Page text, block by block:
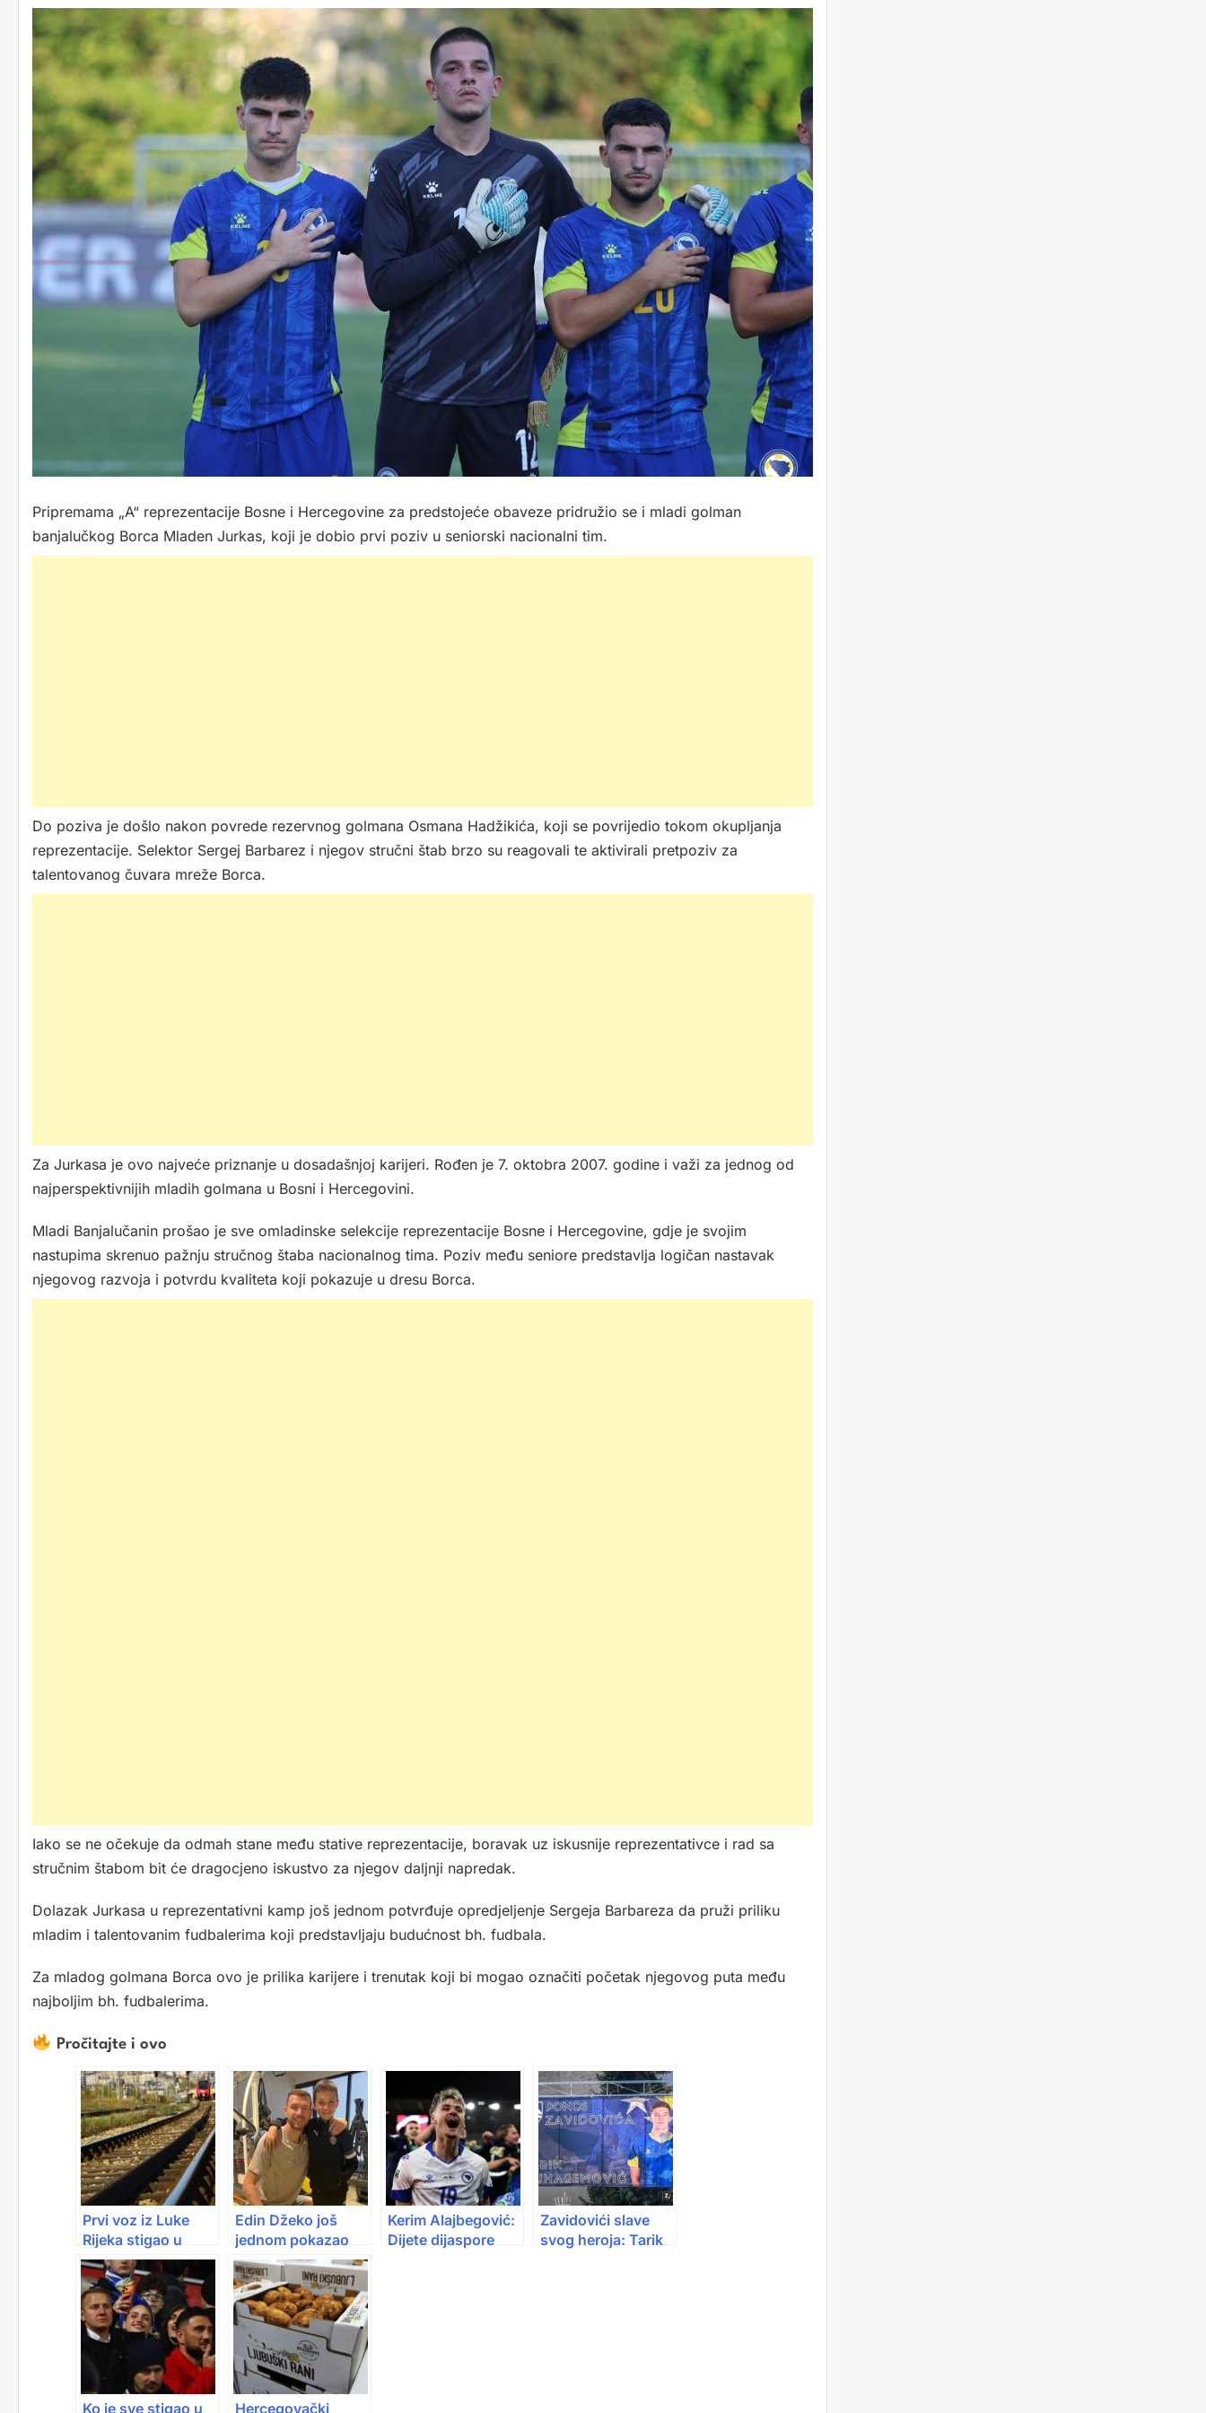
Pripremama „A“ reprezentacije Bosne i Hercegovine za predstojeće obaveze pridružio se i mladi golman
banjalučkog Borca Mladen Jurkas, koji je dobio prvi poziv u seniorski nacionalni tim.
Do poziva je došlo nakon povrede rezervnog golmana Osmana Hadžikića, koji se povrijedio tokom okupljanja
reprezentacije. Selektor Sergej Barbarez i njegov stručni štab brzo su reagovali te aktivirali pretpoziv za
talentovanog čuvara mreže Borca.
Za Jurkasa je ovo najveće priznanje u dosadašnjoj karijeri. Rođen je 7. oktobra 2007. godine i važi za jednog od
najperspektivnijih mladih golmana u Bosni i Hercegovini.
Mladi Banjalučanin prošao je sve omladinske selekcije reprezentacije Bosne i Hercegovine, gdje je svojim
nastupima skrenuo pažnju stručnog štaba nacionalnog tima. Poziv među seniore predstavlja logičan nastavak
njegovog razvoja i potvrdu kvaliteta koji pokazuje u dresu Borca.
Iako se ne očekuje da odmah stane među stative reprezentacije, boravak uz iskusnije reprezentativce i rad sa
stručnim štabom bit će dragocjeno iskustvo za njegov daljnji napredak.
Dolazak Jurkasa u reprezentativni kamp još jednom potvrđuje opredjeljenje Sergeja Barbareza da pruži priliku
mladim i talentovanim fudbalerima koji predstavljaju budućnost bh. fudbala.
Za mladog golmana Borca ovo je prilika karijere i trenutak koji bi mogao označiti početak njegovog puta među
najboljim bh. fudbalerima.
Pročitajte i ovo
Prvi voz iz Luke
Rijeka stigao u
Tuzlu: Manje
kamiona, više šina
Edin Džeko još
jednom pokazao
veličinu i uljepšao
dan sinu Vladimira
Stojkovića
Kerim Alajbegović:
Dijete dijaspore
Zavidovići slave
svog heroja: Tarik
Ko je sve stigao u Hercegovački